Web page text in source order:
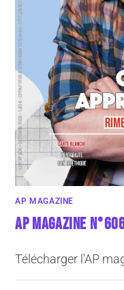
AP MAGAZINE
AP MAGAZINE
Télécharger l'AP